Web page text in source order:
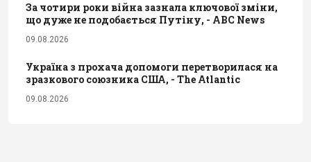
За чотири роки війна зазнала ключової зміни,
що дуже не подобається Путіну, - ABC News
09.08.2026
Україна з прохача допомоги перетворилася на
зразкового союзника США, - The Atlantic
09.08.2026